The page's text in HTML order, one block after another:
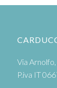
Via
P.iva IT